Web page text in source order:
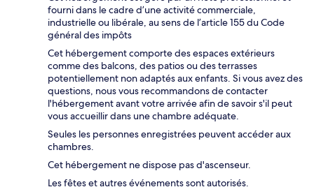
fourni dans le cadre d’une activité commerciale,
industrielle ou libérale, au sens de l’article 155 du Code
général des impôts
Cet hébergement comporte des espaces extérieurs
comme des balcons, des patios ou des terrasses
potentiellement non adaptés aux enfants. Si vous avez des
questions, nous vous recommandons de contacter
l'hébergement avant votre arrivée afin de savoir s'il peut
vous accueillir dans une chambre adéquate.
Seules les personnes enregistrées peuvent accéder aux
chambres.
Cet hébergement ne dispose pas d'ascenseur.
Les fêtes et autres événements sont autorisés.